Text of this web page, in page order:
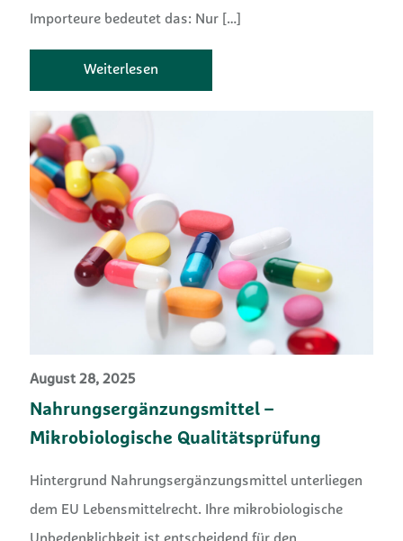
Importeure bedeutet das: Nur […]
Weiterlesen
August 28, 2025
Nahrungsergänzungsmittel –
Mikrobiologische Qualitätsprüfung
Hintergrund Nahrungsergänzungsmittel unterliegen
dem EU Lebensmittelrecht. Ihre mikrobiologische